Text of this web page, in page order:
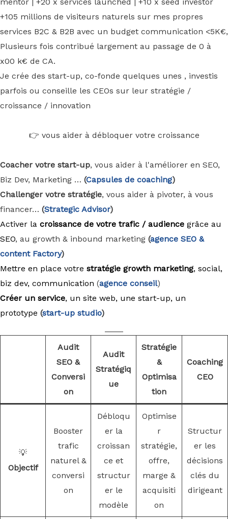
+105 millions de visiteurs naturels sur mes propres
services B2C & B2B avec un budget communication <5K€,
Plusieurs fois contribué largement au passage de 0 à
x00 k€ de CA.
Je crée des start-up, co-fonde quelques unes , investis
parfois ou conseille les CEOs sur leur stratégie /
croissance / innovation
👉 vous aider à débloquer votre croissance
Coacher votre start-up, vous aider à l'améliorer en SEO,
Biz Dev, Marketing … (Capsules de coaching)
Challenger votre stratégie, vous aider à pivoter, à vous
financer… (Strategic Advisor)
Activer la croissance de votre trafic / audience grâce au
SEO, au growth & inbound marketing (agence SEO &
content Factory)
Mettre en place votre stratégie growth marketing, social,
biz dev, communication (agence conseil)
Créer un service, un site web, une start-up, un
prototype (start-up studio)
Audit
SEO &
Conversi
on
Audit
Stratégiq
ue
Stratégie
&
Optimisa
tion
Coaching
CEO
💡
Objectif
Booster
trafic
naturel &
conversi
on
Débloqu
er la
croissan
ce et
structur
er le
modèle
Optimise
r
stratégie,
offre,
marge &
acquisiti
on
Structur
er les
décisions
clés du
dirigeant